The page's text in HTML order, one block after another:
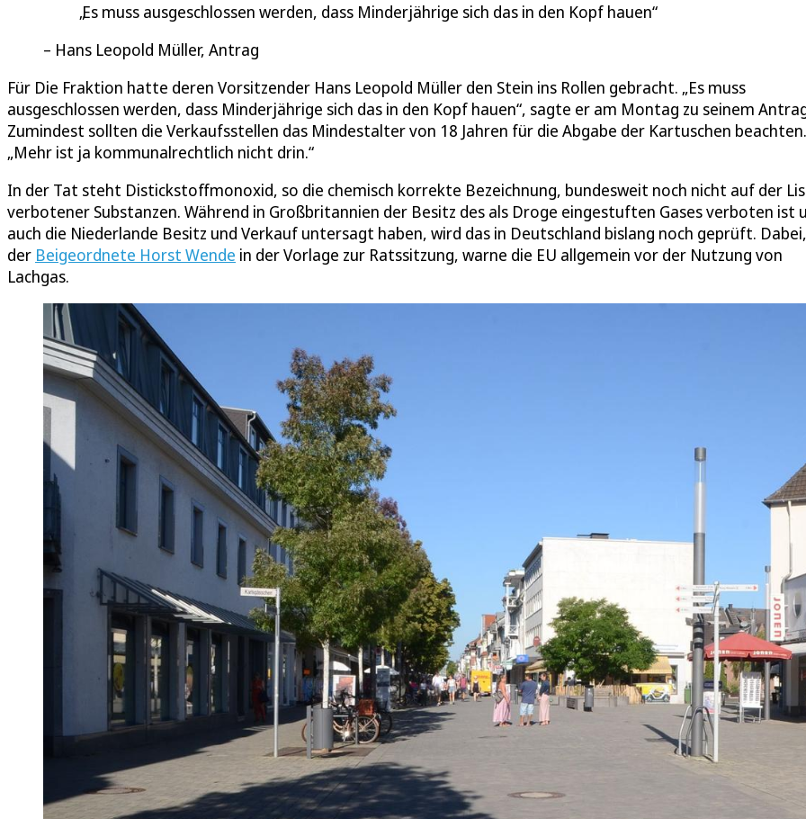
Es muss ausgeschlossen werden, dass Minderjährige sich das in den Kopf hauen
Hans Leopold Müller, Antrag
Für Die Fraktion hatte deren Vorsitzender Hans Leopold Müller den Stein ins Rollen gebracht. „Es muss
ausgeschlossen werden, dass Minderjährige sich das in den Kopf hauen“, sagte er am Montag zu seinem
Zumindest sollten die Verkaufsstellen das Mindestalter von 18 Jahren für die Abgabe der Kartuschen beachten.
„Mehr ist ja kommunalrechtlich nicht drin.“
In der Tat steht Distickstoffmonoxid, so die chemisch korrekte Bezeichnung, bundesweit noch nicht auf der
verbotener Substanzen. Während in Großbritannien der Besitz des als Droge eingestuften Gases verboten ist
auch die Niederlande Besitz und Verkauf untersagt haben, wird das in Deutschland bislang noch geprüft.
der Beigeordnete Horst Wende in der Vorlage zur Ratssitzung, warne die EU allgemein vor der Nutzung von
Lachgas.